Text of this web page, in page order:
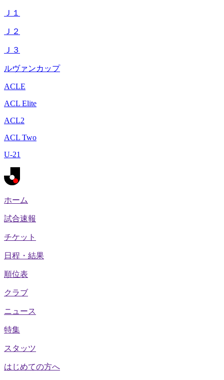
Ｊ１
Ｊ２
Ｊ３
ルヴァンカップ
ACLE
ACL Elite
ACL2
ACL Two
U-21
ホーム
試合速報
チケット
日程・結果
順位表
クラブ
ニュース
特集
スタッツ
はじめての方へ